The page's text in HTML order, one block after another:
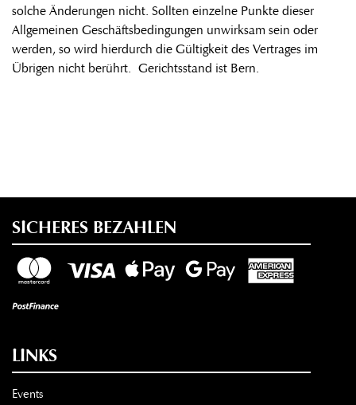
solche Änderungen nicht. Sollten einzelne Punkte dieser
Allgemeinen Geschäftsbedingungen unwirksam sein oder
werden, so wird hierdurch die Gültigkeit des Vertrages im
Übrigen nicht berührt. Gerichtsstand ist Bern.
SICHERES BEZAHLEN
LINKS
Events